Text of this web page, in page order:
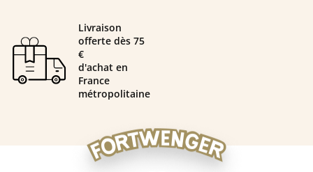
Livraison
offerte dès 75
€
d'achat en
France
métropolitaine